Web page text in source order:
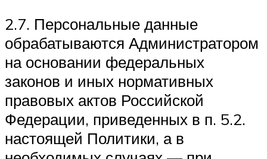
2.7. Персональные данные
обрабатываются Администратором
на основании федеральных
законов и иных нормативных
правовых актов Российской
Федерации, приведенных в п. 5.2.
настоящей Политики, а в